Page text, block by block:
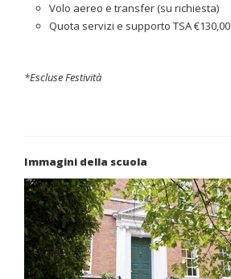
Volo aereo e transfer (su richiesta)
Quota servizi e supporto TSA €130,00
*Escluse Festività
Immagini della scuola